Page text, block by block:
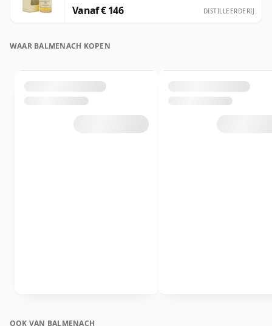
Vanaf € 146 DISTILLEERDERIJ
WAAR BALMENACH KOPEN
OOK VAN BALMENACH